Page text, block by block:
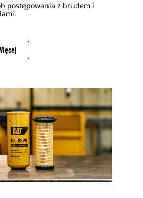
postępowania z brudem i